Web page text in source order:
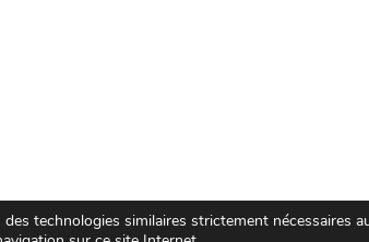
technologies similaires strictement nécessaires